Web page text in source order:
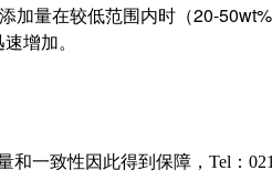
添加量在较低范围内时（20-
增加。
一致性因此得到保障，Tel：